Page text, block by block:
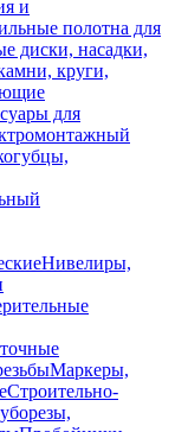
и
полотна для
диски, насадки,
круги,
для
Нивелиры,
Маркеры,
Строительно-